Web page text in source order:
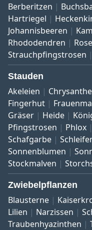
Berberitzen
Hartriegel
Johannisbeeren
Rhododendren
Strauchpfingstrosen
Stauden
Akeleien
Fingerhut
Gräser
Heide
Pfingstrosen
Phlox
Schafgarbe
Sonnenblumen
Stockmalven
Zwiebelpflanzen
Blausterne
Lilien
Narzissen
Traubenhyazinthen